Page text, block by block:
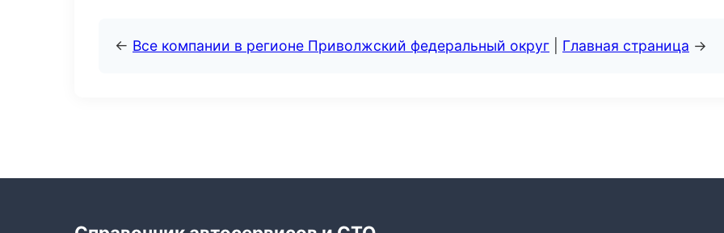
← Все компании в регионе Приволжский федеральный округ Главная страница →